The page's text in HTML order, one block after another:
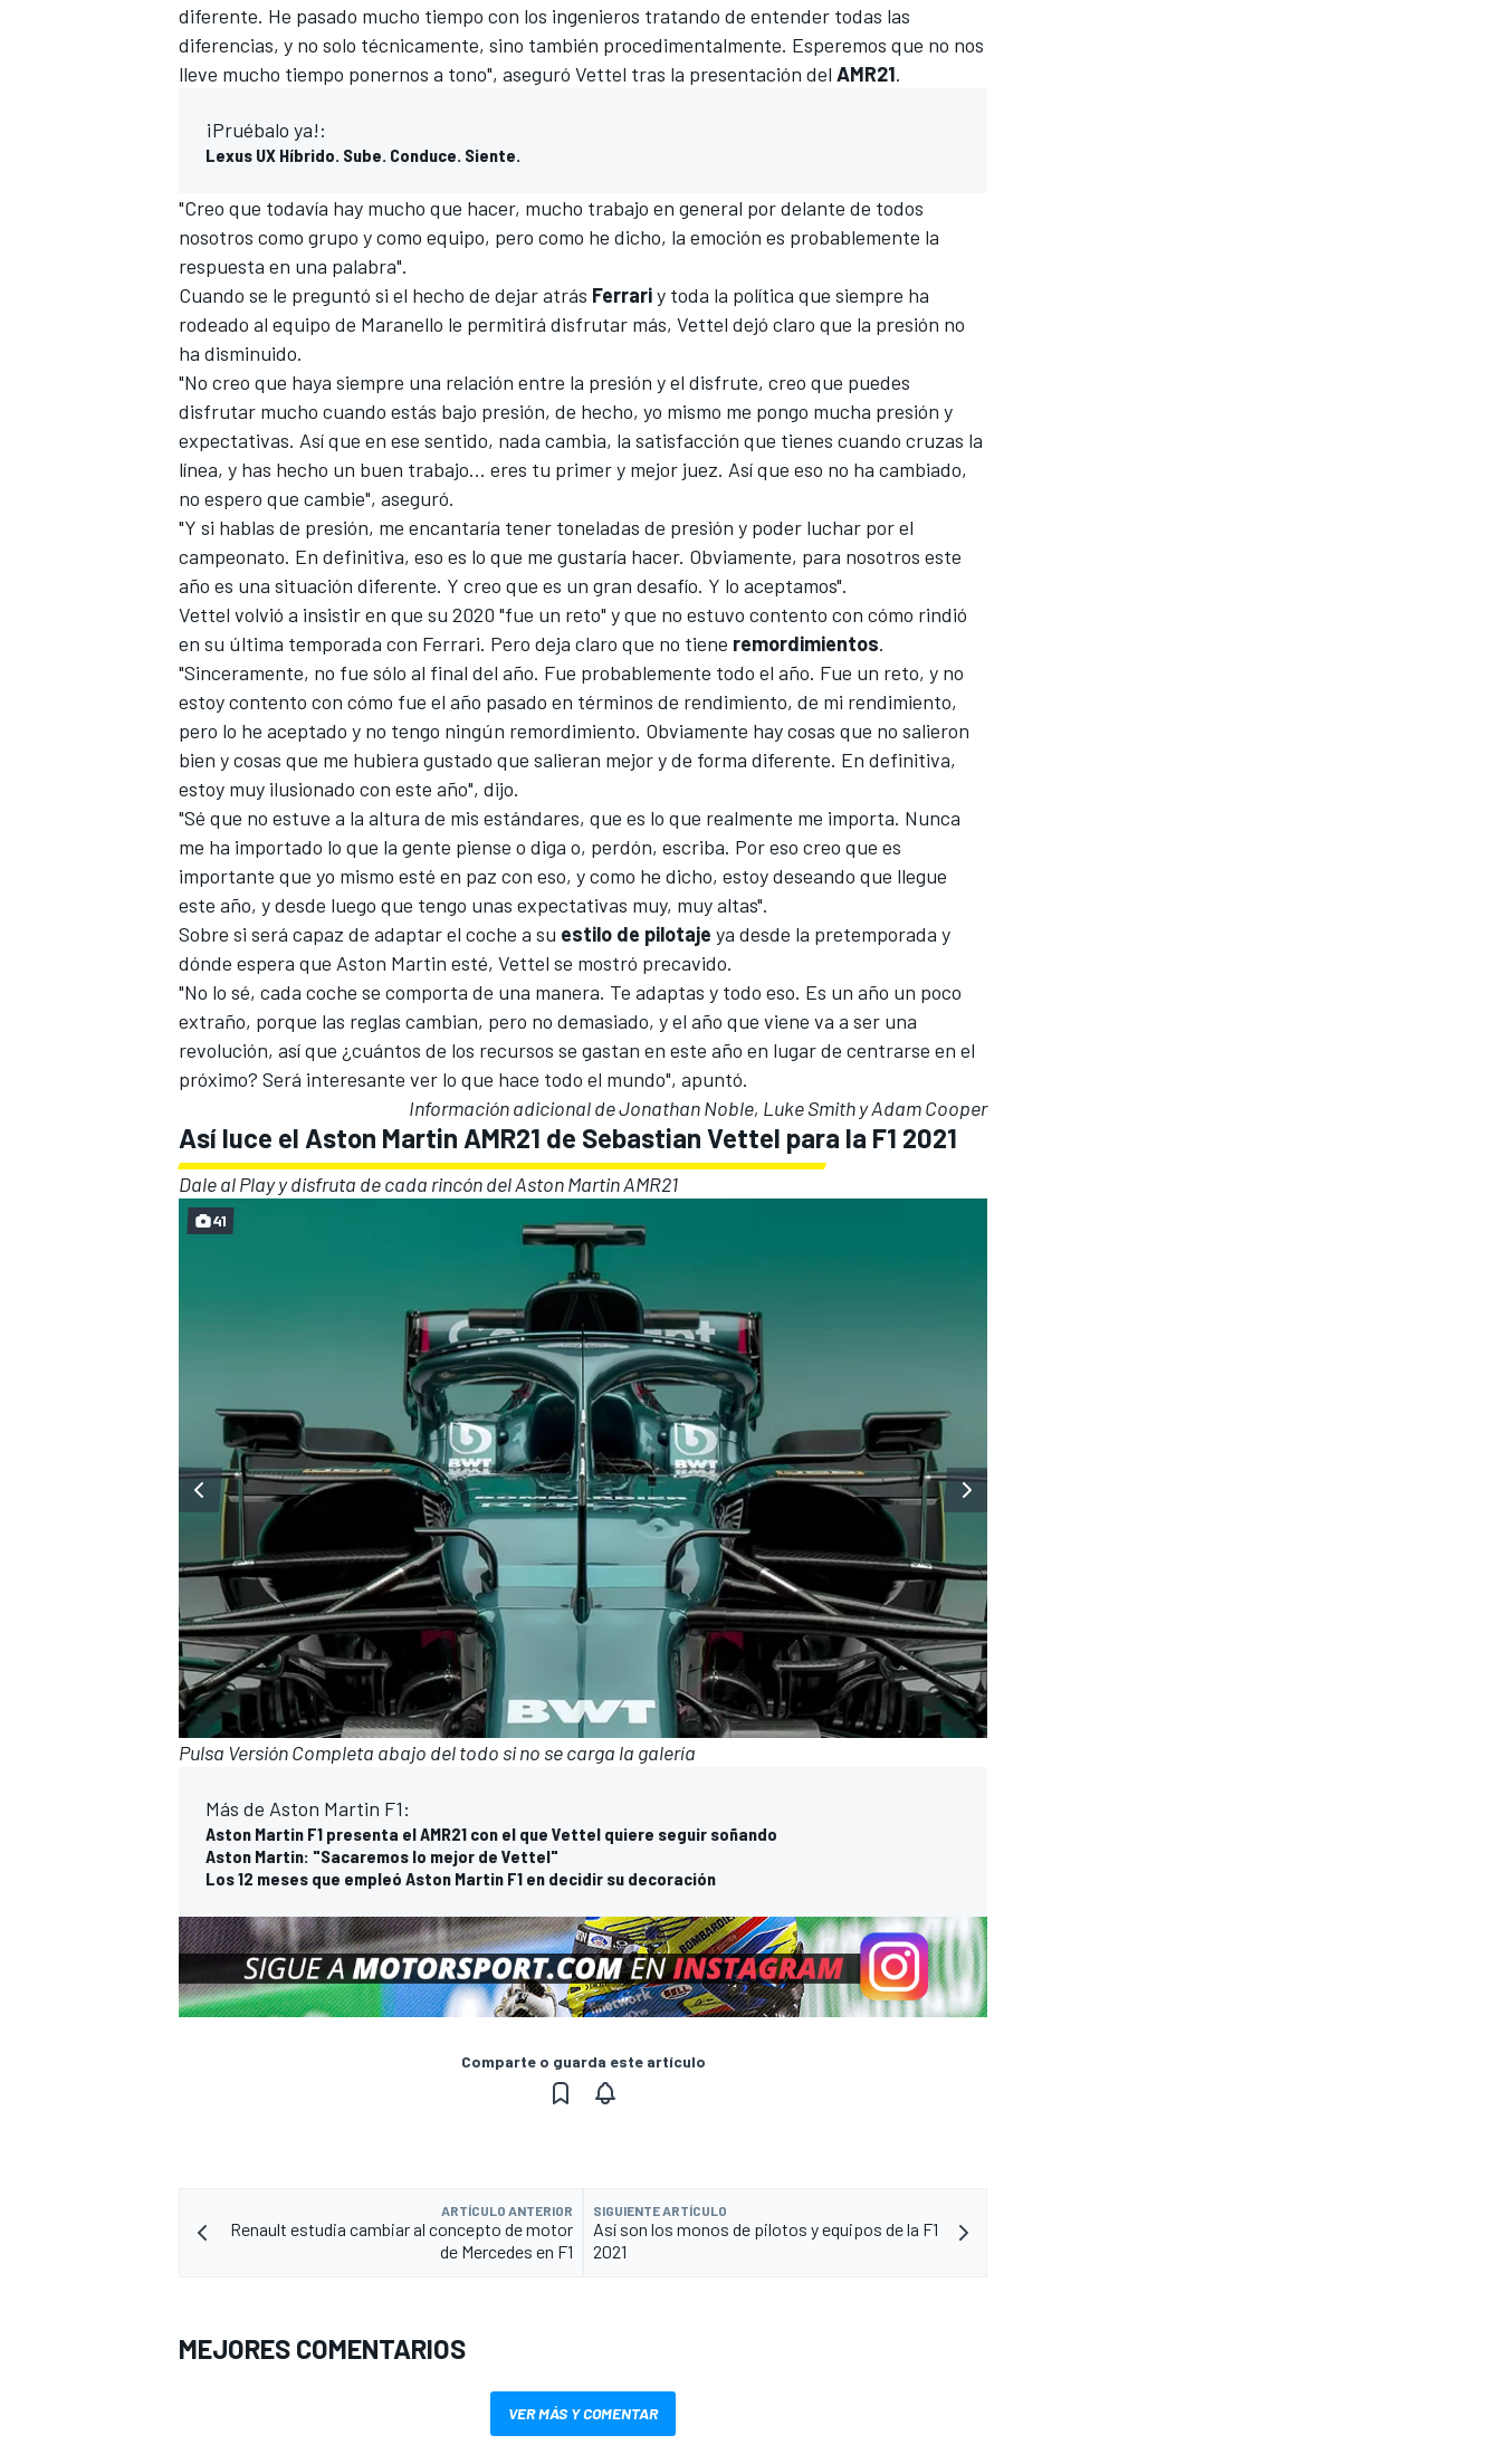
MÁS CATEGORÍAS
diferente. He pasado mucho tiempo con los ingenieros tratando de entender todas las
diferencias, y no solo técnicamente, sino también procedimentalmente. Esperemos que no nos
lleve mucho tiempo ponernos a tono", aseguró Vettel tras la presentación del AMR21.
¡Pruébalo ya!:
Lexus UX Híbrido. Sube. Conduce. Siente.
"Creo que todavía hay mucho que hacer, mucho trabajo en general por delante de todos
nosotros como grupo y como equipo, pero como he dicho, la emoción es probablemente la
respuesta en una palabra".
Cuando se le preguntó si el hecho de dejar atrás Ferrariy toda la política que siempre ha
rodeado al equipo de Maranello le permitirá disfrutar más, Vettel dejó claro que la presión no
ha disminuido.
"No creo que haya siempre una relación entre la presión y el disfrute, creo que puedes
disfrutar mucho cuando estás bajo presión, de hecho, yo mismo me pongo mucha presión y
expectativas. Así que en ese sentido, nada cambia, la satisfacción que tienes cuando cruzas la
línea, y has hecho un buen trabajo... eres tu primer y mejor juez. Así que eso no ha cambiado,
no espero que cambie", aseguró.
"Y si hablas de presión, me encantaría tener toneladas de presión y poder luchar por el
campeonato. En definitiva, eso es lo que me gustaría hacer. Obviamente, para nosotros este
año es una situación diferente. Y creo que es un gran desafío. Y lo aceptamos".
Vettel volvió a insistir en que su 2020 "fue un reto" y que no estuvo contento con cómo rindió
en su última temporada con Ferrari. Pero deja claro que no tiene remordimientos.
"Sinceramente, no fue sólo al final del año. Fue probablemente todo el año. Fue un reto, y no
estoy contento con cómo fue el año pasado en términos de rendimiento, de mi rendimiento,
pero lo he aceptado y no tengo ningún remordimiento. Obviamente hay cosas que no salieron
bien y cosas que me hubiera gustado que salieran mejor y de forma diferente. En definitiva,
estoy muy ilusionado con este año", dijo.
"Sé que no estuve a la altura de mis estándares, que es lo que realmente me importa. Nunca
me ha importado lo que la gente piense o diga o, perdón, escriba. Por eso creo que es
importante que yo mismo esté en paz con eso, y como he dicho, estoy deseando que llegue
este año, y desde luego que tengo unas expectativas muy, muy altas".
Sobre si será capaz de adaptar el coche a su estilo de pilotaje ya desde la pretemporada y
dónde espera que Aston Martin esté, Vettel se mostró precavido.
"No lo sé, cada coche se comporta de una manera. Te adaptas y todo eso. Es un año un poco
extraño, porque las reglas cambian, pero no demasiado, y el año que viene va a ser una
revolución, así que ¿cuántos de los recursos se gastan en este año en lugar de centrarse en el
próximo? Será interesante ver lo que hace todo el mundo", apuntó.
Información adicional de Jonathan Noble, Luke Smith y Adam Cooper
Así luce el Aston Martin AMR21 de Sebastian Vettel para la F1 2021
Dale al Play y disfruta de cada rincón del Aston Martin AMR21
41
Pulsa Versión Completa abajo del todo si no se carga la galería
Más de Aston Martin F1:
Aston Martin F1 presenta el AMR21 con el que Vettel quiere seguir soñando
Aston Martin: "Sacaremos lo mejor de Vettel"
Los 12 meses que empleó Aston Martin F1 en decidir su decoración
Comparte o guarda este artículo
ARTÍCULO ANTERIOR
Renault estudia cambiar al concepto de motor
de Mercedes en F1
SIGUIENTE ARTÍCULO
Así son los monos de pilotos y equipos de la F1
2021
MEJORES COMENTARIOS
VER MÁS Y COMENTAR